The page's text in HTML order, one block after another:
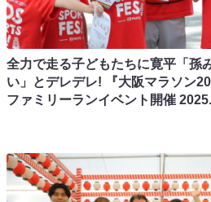
全力で走る子どもたちに寛平「孫
い」とデレデレ! 『大阪マラソン
ファミリーランイベント開催